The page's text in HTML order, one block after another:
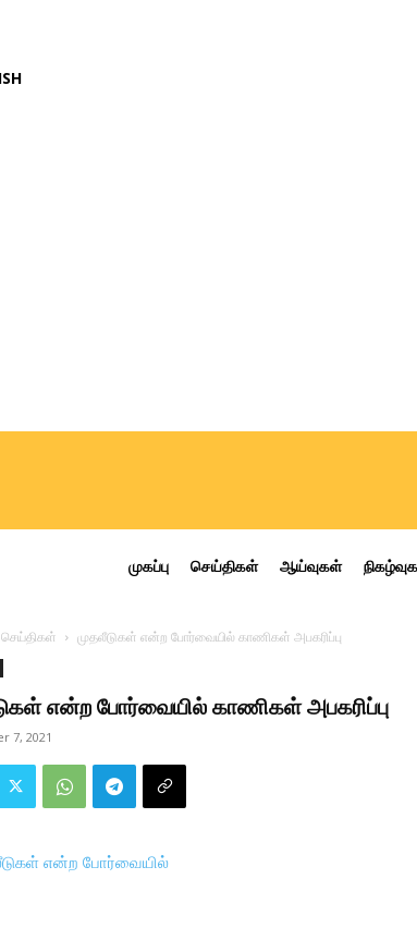
முகப்பு செய்திகள் ஆய்வுகள்
செய்திகள் முதலீடுகள் என்ற போர்வையில் காணிகள் அபகரிப்பு
என்ற போர்வையில் காணிகள் அபகரிப்பு
7, 2021